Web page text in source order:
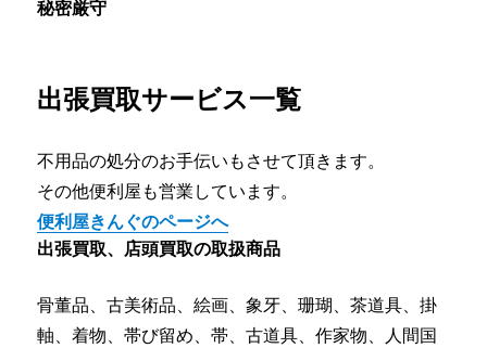
秘密厳守
出張買取サービス一覧
不用品の処分のお手伝いもさせて頂きます。
その他便利屋も営業しています。
便利屋きんぐのページへ
出張買取、店頭買取の取扱商品
骨董品、古美術品、絵画、象牙、珊瑚、茶道具、掛
軸、着物、帯び留め、帯、古道具、作家物、人間国